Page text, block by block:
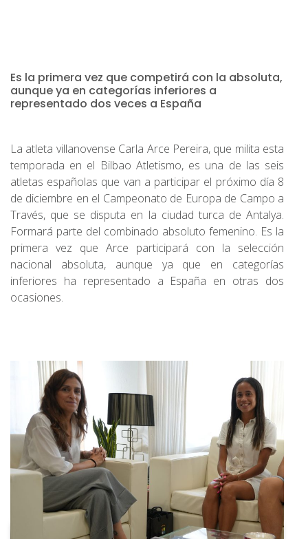
Es la primera vez que competirá con la absoluta,
aunque ya en categorías inferiores a
representado dos veces a España
La atleta villanovense Carla Arce Pereira, que milita esta
temporada en el Bilbao Atletismo, es una de las seis
atletas españolas que van a participar el próximo día 8
de diciembre en el Campeonato de Europa de Campo a
Través, que se disputa en la ciudad turca de Antalya.
Formará parte del combinado absoluto femenino. Es la
primera vez que Arce participará con la selección
nacional absoluta, aunque ya que en categorías
inferiores ha representado a España en otras dos
ocasiones.